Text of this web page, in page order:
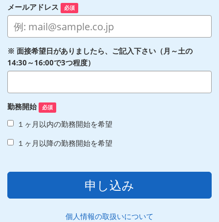
メールアドレス 必須
※ 面接希望日がありましたら、ご記入下さい（月～土の
14:30～16:00で3つ程度）
勤務開始 必須
１ヶ月以内の勤務開始を希望
１ヶ月以降の勤務開始を希望
申し込み
個人情報の取扱いについて